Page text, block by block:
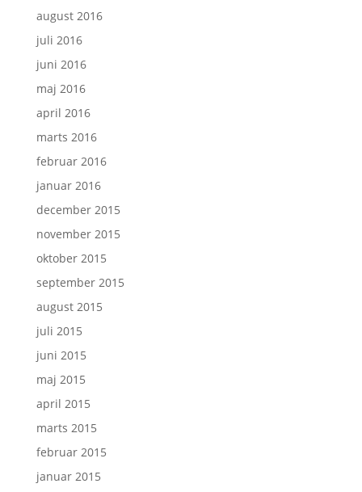
august 2016
juli 2016
juni 2016
maj 2016
april 2016
marts 2016
februar 2016
januar 2016
december 2015
november 2015
oktober 2015
september 2015
august 2015
juli 2015
juni 2015
maj 2015
april 2015
marts 2015
februar 2015
januar 2015